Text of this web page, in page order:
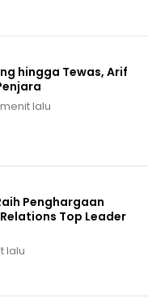
hingga Tewas, Arif
lalu
Penghargaan
Top Leader
lalu